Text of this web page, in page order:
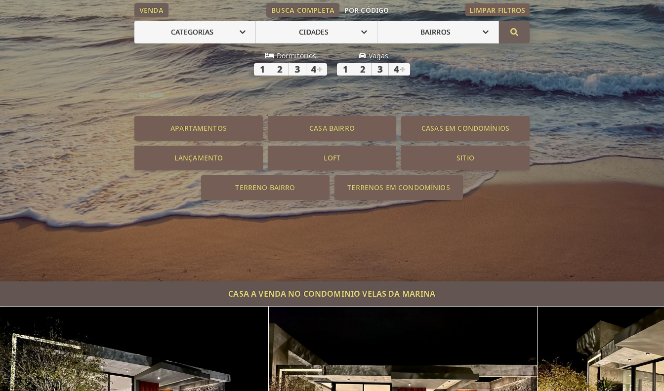
VENDA BUSCA COMPLETA POR CÓDIGO LIMPAR FILTROS
CATEGORIAS CIDADES BAIRROS
Dormitórios
1 2 3 4+
Vagas
1 2 3 4+
APARTAMENTOS CASA BAIRRO CASAS EM CONDOMÍNIOS
LANÇAMENTO LOFT SITIO
TERRENO BAIRRO TERRENOS EM CONDOMÍNIOS
CASA A VENDA NO CONDOMINIO VELAS DA MARINA